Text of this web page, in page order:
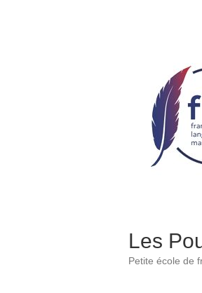
Les
Petite école de